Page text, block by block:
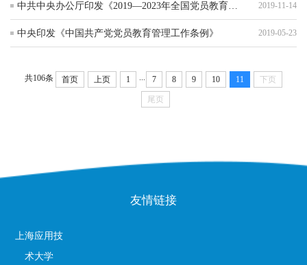
中共中央办公厅印发《2019—2023年全国党员教育培训工作规划》 2019-11-14
中央印发《中国共产党党员教育管理工作条例》 2019-05-23
共106条 首页 上页 1 7 8 9 10 11 下页
尾页
友情链接
上海应用技
术大学